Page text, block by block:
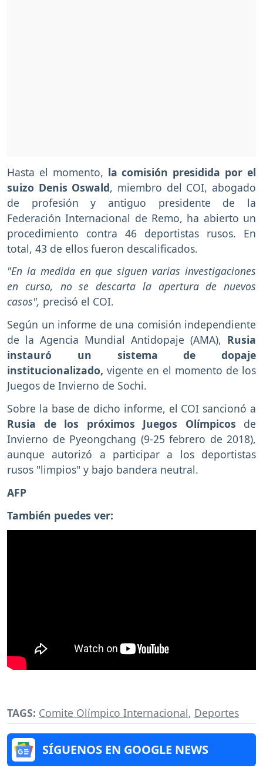
Hasta el momento, la comisión presidida por el
suizo Denis Oswald, miembro del COI, abogado
de profesión y antiguo presidente de la
Federación Internacional de Remo, ha abierto un
procedimiento contra 46 deportistas rusos. En
total, 43 de ellos fueron descalificados.
"En la medida en que siguen varias investigaciones
en curso, no se descarta la apertura de nuevos
casos", precisó el COI.
Según un informe de una comisión independiente
de la Agencia Mundial Antidopaje (AMA), Rusia
instauró un sistema de dopaje
institucionalizado, vigente en el momento de los
Juegos de Invierno de Sochi.
Sobre la base de dicho informe, el COI sancionó a
Rusia de los próximos Juegos Olímpicos de
Invierno de Pyeongchang (9-25 febrero de 2018),
aunque autorizó a participar a los deportistas
rusos "limpios" y bajo bandera neutral.
AFP
También puedes ver:
TAGS: Comite Olímpico Internacional, Deportes
SÍGUENOS EN GOOGLE NEWS